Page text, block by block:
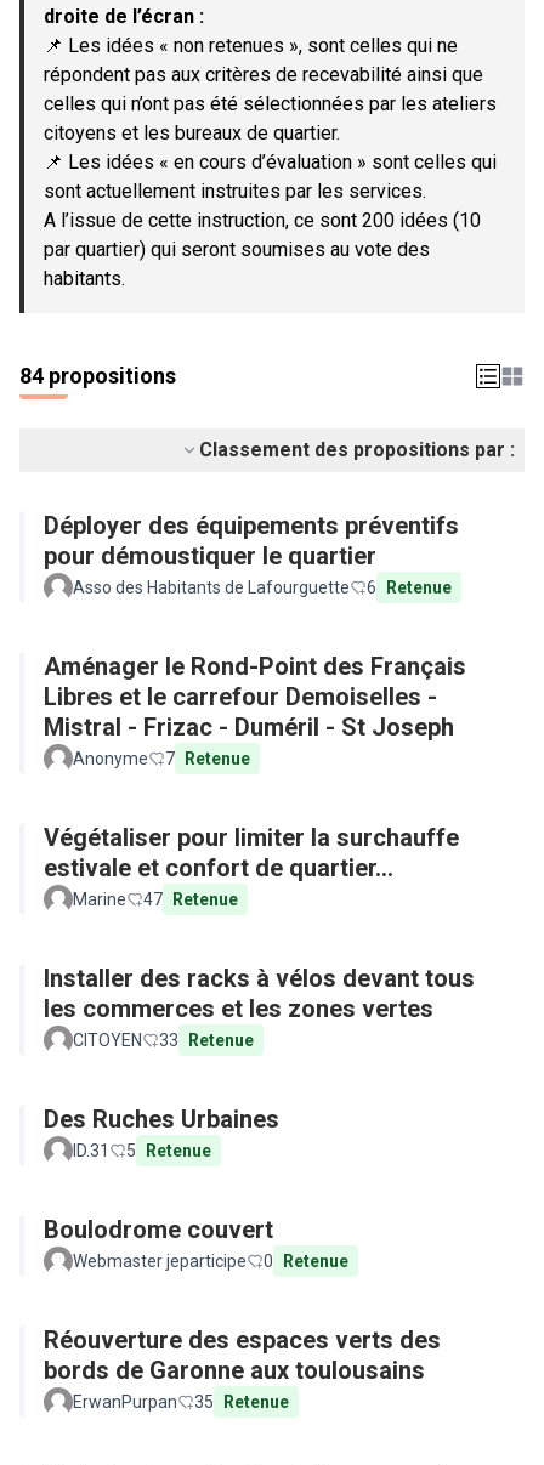
droite de l’écran :
📌 Les idées « non retenues », sont celles qui ne
répondent pas aux critères de recevabilité ainsi que
celles qui n’ont pas été sélectionnées par les ateliers
citoyens et les bureaux de quartier.
📌 Les idées « en cours d’évaluation » sont celles qui
sont actuellement instruites par les services.
A l’issue de cette instruction, ce sont 200 idées (10
par quartier) qui seront soumises au vote des
habitants.
84 propositions
Classement des propositions par :
Déployer des équipements préventifs
pour démoustiquer le quartier
Asso des Habitants de Lafourguette 6 Retenue
Aménager le Rond-Point des Français
Libres et le carrefour Demoiselles -
Mistral - Frizac - Duméril - St Joseph
Anonyme 7 Retenue
Végétaliser pour limiter la surchauffe
estivale et confort de quartier...
Marine 47 Retenue
Installer des racks à vélos devant tous
les commerces et les zones vertes
CITOYEN 33 Retenue
Des Ruches Urbaines
ID.31 5 Retenue
Boulodrome couvert
Webmaster jeparticipe 0 Retenue
Réouverture des espaces verts des
bords de Garonne aux toulousains
ErwanPurpan 35 Retenue